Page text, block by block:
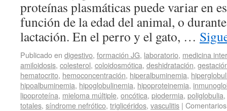
proteínas plasmáticas puede variar en
función de la edad del animal, o
lactación. En el perro y el gato, …
Publicado en digestivo, formación JG, laboratorio, medicina
amiloidosis, colesterol, coloidosmótica, deshidratación,
hematocrito, hemoconcentración, hiperalbuminemia,
hipoalbuminemia, hipoglobulinemia, hipoproteinemia,
lipoproteína, mieloma múltiple, oncótica, piodermia, poliglobulia,
totales, síndrome nefrótico, triglicéridos, vasculitis |